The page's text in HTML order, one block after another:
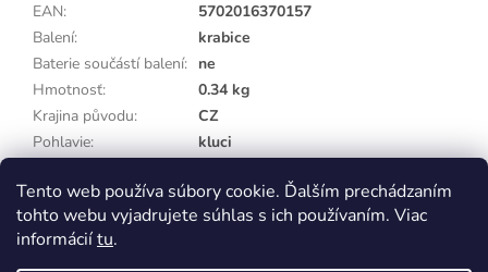
Tento web používa súbory cookie. Ďalším prechádzaním
tohto webu vyjadrujete súhlas s ich používaním. Viac
informáciítu.
EAN:
5702016370157
Balení:
krabice
Baterie součástí balení: ne
Hmotnosť:
0.34 kg
Krajina původu:
CZ
Pohlavie:
kluci
Vek od: 7 roků